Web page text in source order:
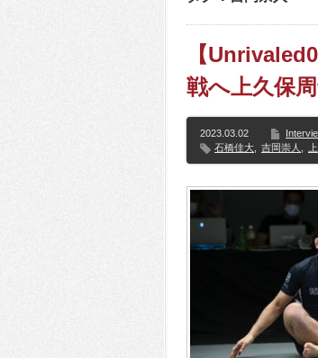
【
戦へ上久保
2023.03.02
石橋佳大
吉岡崇人